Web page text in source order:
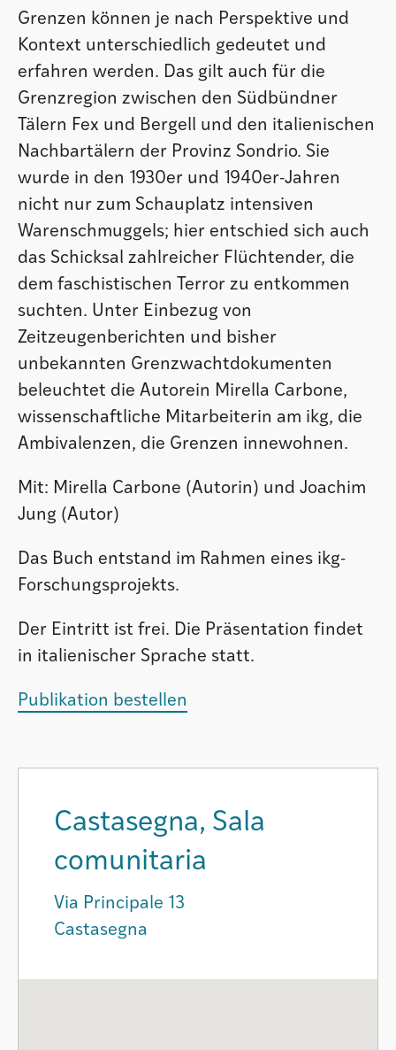
Grenzen können je nach Perspektive und
Kontext unterschiedlich gedeutet und
erfahren werden. Das gilt auch für die
Grenzregion zwischen den Südbündner
Tälern Fex und Bergell und den italienischen
Nachbartälern der Provinz Sondrio. Sie
wurde in den 1930er und 1940er-Jahren
nicht nur zum Schauplatz intensiven
Warenschmuggels; hier entschied sich auch
das Schicksal zahlreicher Flüchtender, die
dem faschistischen Terror zu entkommen
suchten. Unter Einbezug von
Zeitzeugenberichten und bisher
unbekannten Grenzwachtdokumenten
beleuchtet die Autorein Mirella Carbone,
wissenschaftliche Mitarbeiterin am ikg, die
Ambivalenzen, die Grenzen innewohnen.
Mit: Mirella Carbone (Autorin) und Joachim
Jung (Autor)
Das Buch entstand im Rahmen eines ikg-
Forschungsprojekts.
Der Eintritt ist frei. Die Präsentation findet
in italienischer Sprache statt.
Publikation bestellen
Castasegna, Sala
comunitaria
Via Principale 13
Castasegna